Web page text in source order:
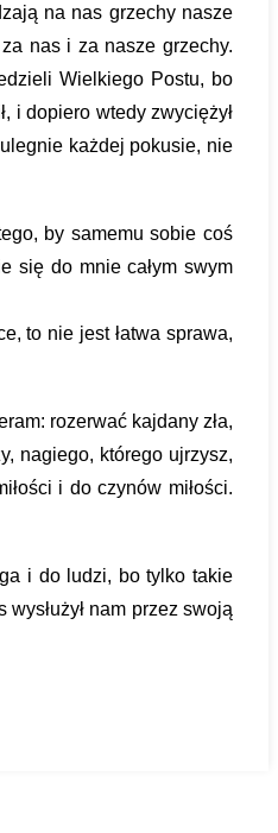
na nas grzechy nasze
nas i za nasze grzechy.
Wielkiego Postu, bo
i dopiero wtedy zwyciężył
każdej pokusie, nie
by samemu sobie coś
się do mnie całym swym
to nie jest łatwa sprawa,
rozerwać kajdany zła,
nagiego, którego ujrzysz,
i do czynów miłości.
i do ludzi, bo tylko takie
nam przez swoją